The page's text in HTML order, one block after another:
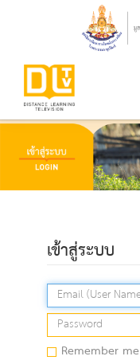
เข้าสู่ระบบ
Remember me